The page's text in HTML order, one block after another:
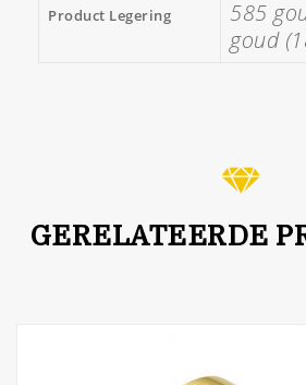
Product Legering
585
goud
GERELATEERDE